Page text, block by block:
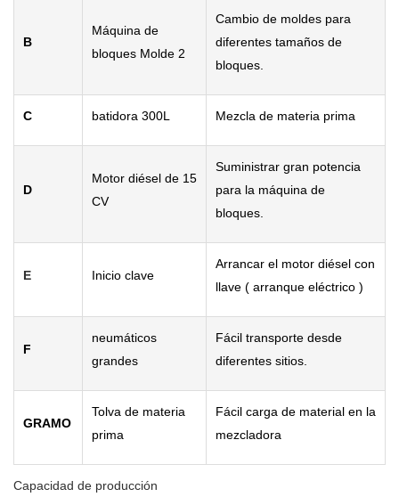
B
Máquina de
bloques Molde 2
Cambio de moldes para
diferentes tamaños de
bloques.
C batidora 300L Mezcla de materia prima
D
Motor diésel de 15
CV
Suministrar gran potencia
para la máquina de
bloques.
E Inicio clave
Arrancar el motor diésel con
llave ( arranque eléctrico )
F
neumáticos
grandes
Fácil transporte desde
diferentes sitios.
GRAMO
Tolva de materia
prima
Fácil carga de material en la
mezcladora
Capacidad de producción